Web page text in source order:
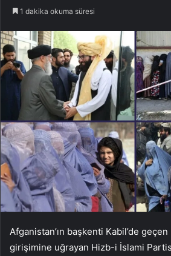
1 dakika okuma süresi
Afganistan’ın başkenti Kabil’de
girişimine uğrayan Hizb-i İslami